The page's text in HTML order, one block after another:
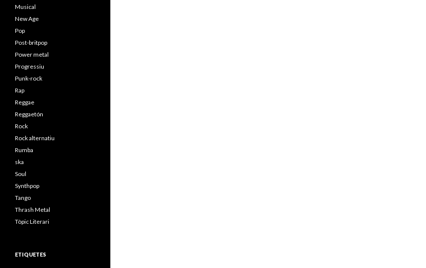
Musical
New Age
Pop
Post-britpop
Power metal
Progressiu
Punk-rock
Rap
Reggae
Reggaetón
Rock
Rock alternatiu
Rumba
ska
Soul
Synthpop
Tango
Thrash Metal
Tòpic Literari
ETIQUETES